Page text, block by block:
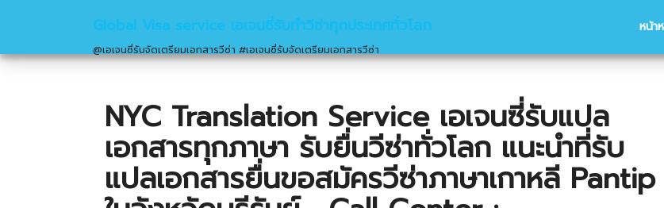
Global Visa service เอเจนซี่รับทำวีซ่าทุกประเทศทั่วโลก
@เอเจนซี่รับจัดเตรียมเอกสารวีซ่า #เอเจนซี่รับจัดเตรียมเอกสารวีซ่า
หน้า
NYC Translation Service เอเจนซี่รับแปล
เอกสารทุกภาษา รับยื่นวีซ่าทั่วโลก แนะนำที่รับ
แปลเอกสารยื่นขอสมัครวีซ่าภาษาเกาหลี Pantip